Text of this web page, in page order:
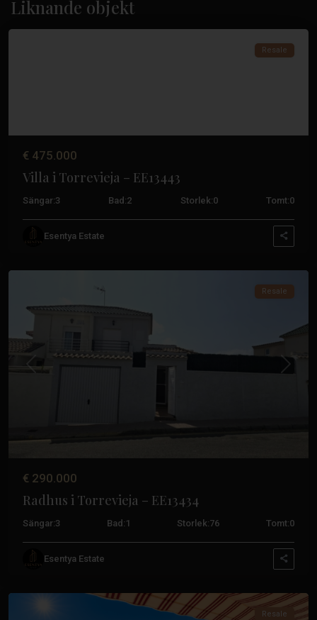
Liknande objekt
Torrevieja
Resale
€ 475.000
Villa i Torrevieja – EE13443
Sängar:3 Bad:2 Storlek:0 Tomt:0
Esentya Estate
Altos ,
Tidigare Nästa
Resale
€ 290.000
Radhus i Torrevieja – EE13434
Sängar:3 Bad: 1 Storlek:76 Tomt:0
Esentya Estate
Resale